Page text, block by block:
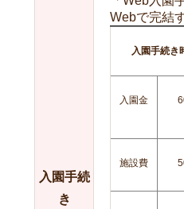
入園手続
き
Webで完結
入園手続き
入園金
施設費